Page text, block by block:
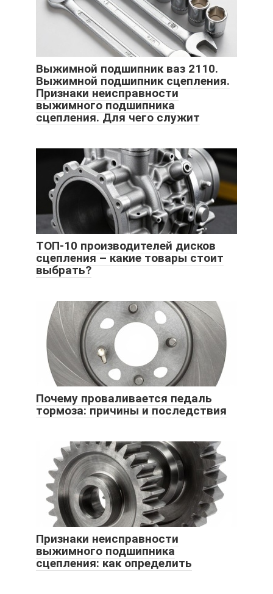
Выжимной подшипник ваз 2110.
Выжимной подшипник сцепления.
Признаки неисправности
выжимного подшипника
сцепления. Для чего служит
ТОП-10 производителей дисков
сцепления – какие товары стоит
выбрать?
Почему проваливается педаль
тормоза: причины и последствия
Признаки неисправности
выжимного подшипника
сцепления: как определить